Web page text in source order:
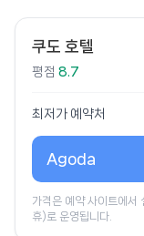
쿠도 호텔
평점 8.7
최저가 예약처
Agoda
가격은 예약 사이트에서
휴)로 운영됩니다.